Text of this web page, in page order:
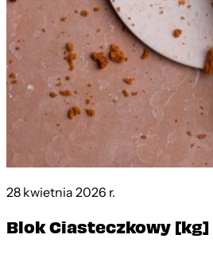
28 kwietnia 2026 r.
Blok Ciasteczkowy [kg]